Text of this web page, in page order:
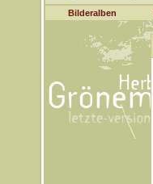
Bilderalben